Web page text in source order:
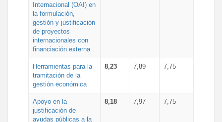
Internacional (OAI) en
la formulación,
gestión y justificación
de proyectos
internacionales con
financiación externa
Herramientas para la
tramitación de la
gestión económica
8,23 7,89 7,75
Apoyo en la
justificación de
ayudas públicas a la
8,18 7,97 7,75